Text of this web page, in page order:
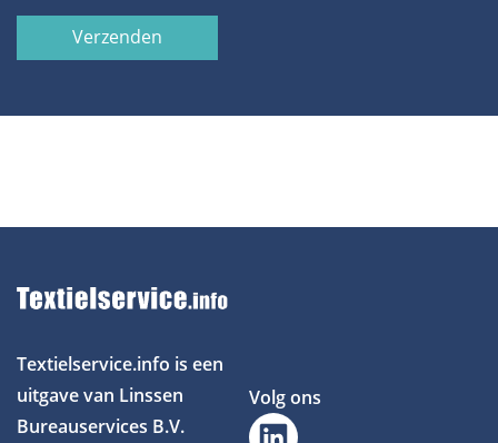
Verzenden
Textielservice.info is een
uitgave van Linssen
Bureauservices B.V.
Volg ons